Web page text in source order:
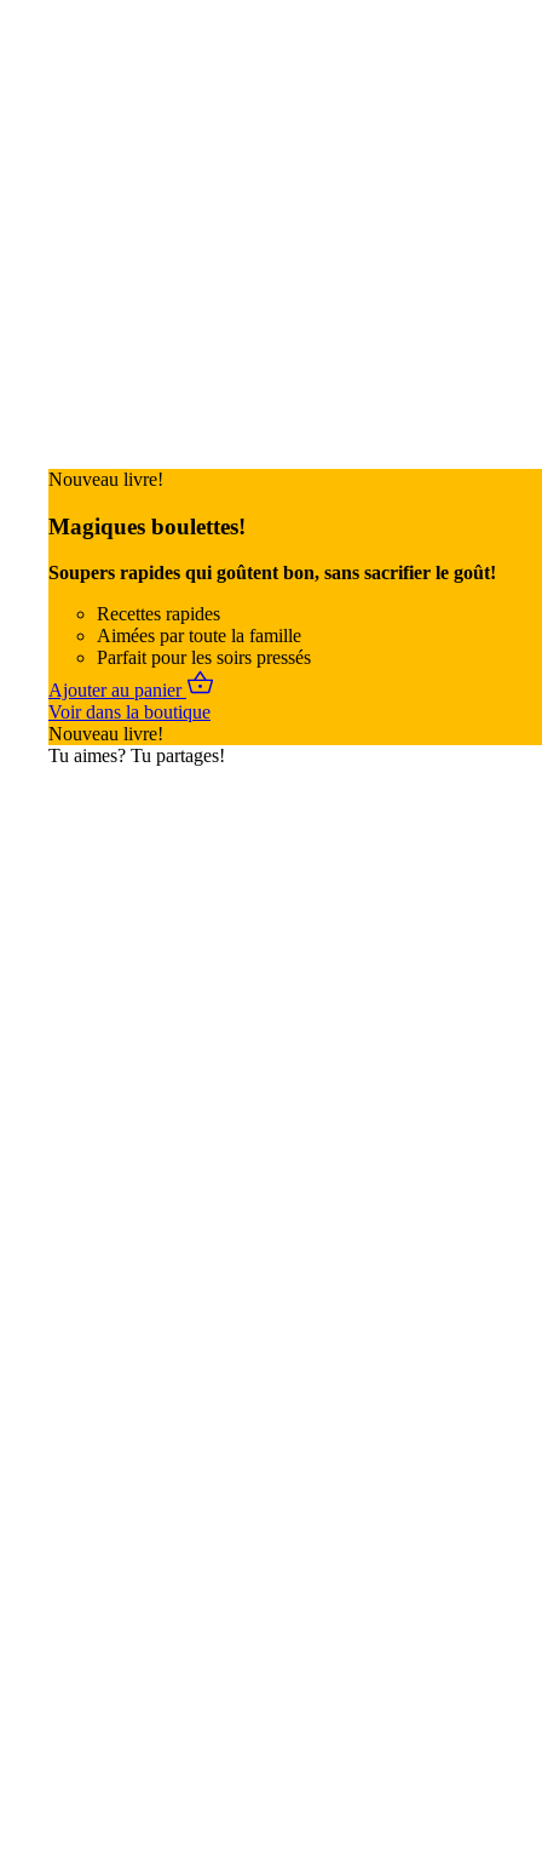
Nouveau livre!
Magiques boulettes!
Soupers rapides qui goûtent bon, sans sacrifier le goût!
Recettes rapides
Aimées par toute la famille
Parfait pour les soirs pressés
Ajouter au panier
Voir dans la boutique
Nouveau livre!
Tu aimes? Tu partages!